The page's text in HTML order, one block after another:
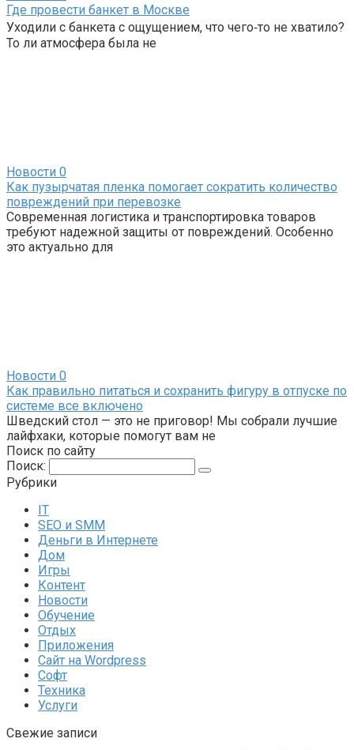
Где провести банкет в Москве
Уходили с банкета с ощущением, что чего‑то не хватило?
То ли атмосфера была не
Новости 0
Как пузырчатая пленка помогает сократить количество
повреждений при перевозке
Современная логистика и транспортировка товаров
требуют надежной защиты от повреждений. Особенно
это актуально для
Новости 0
Как правильно питаться и сохранить фигуру в отпуске по
системе все включено
Шведский стол — это не приговор! Мы собрали лучшие
лайфхаки, которые помогут вам не
Поиск по сайту
Поиск:
Рубрики
IT
SEO и SMM
Деньги в Интернете
Дом
Игры
Контент
Новости
Обучение
Отдых
Приложения
Сайт на Wordpress
Софт
Техника
Услуги
Свежие записи